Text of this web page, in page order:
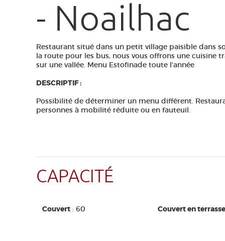
- Noailhac
Restaurant situé dans un petit village paisible dans
la route pour les bus, nous vous offrons une cuisine
sur une vallée. Menu Estofinade toute l'année
DESCRIPTIF :
Possibilité de déterminer un menu différent.
personnes à mobilité réduite ou en fauteuil.
CAPACITÉ
Couvert : 60 Couvert en terrasse